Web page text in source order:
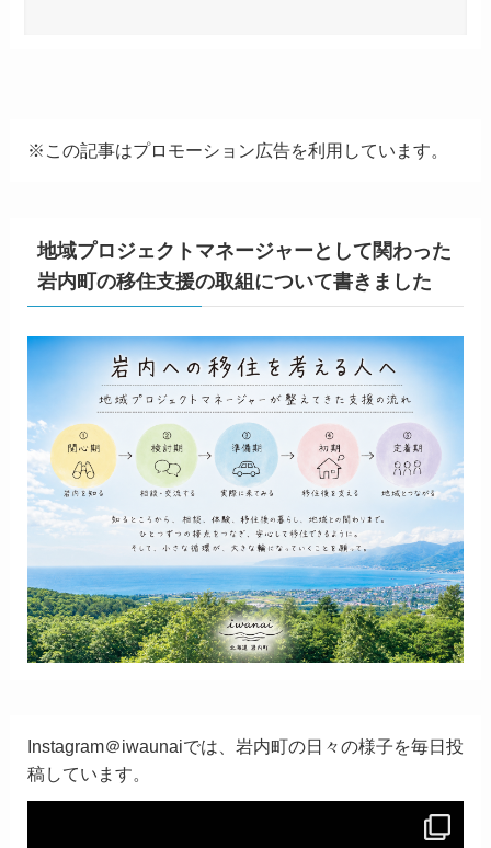
※この記事はプロモーション広告を利用しています。
地域プロジェクトマネージャーとして関わった
岩内町の移住支援の取組について書きました
Instagram＠iwaunaiでは、岩内町の日々の様子を毎日投
稿しています。